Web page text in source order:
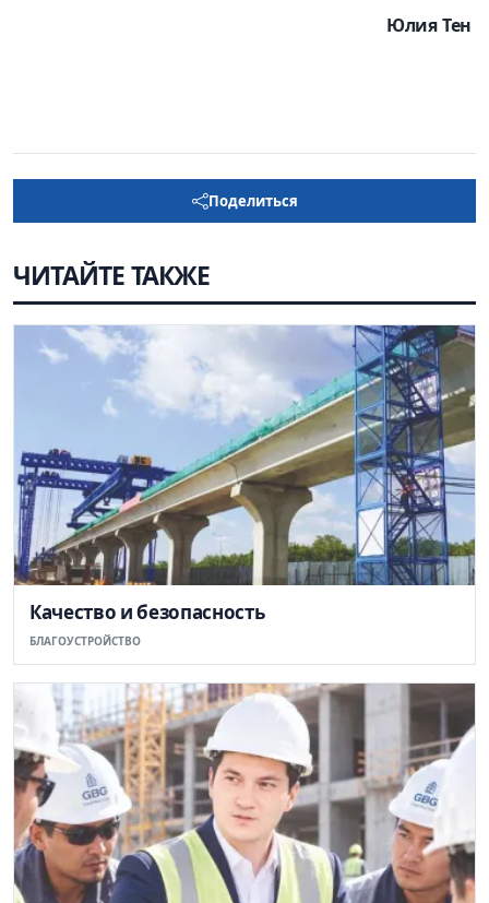
Юлия Тен
Поделиться
ЧИТАЙТЕ ТАКЖЕ
Качество и безопасность
БЛАГОУСТРОЙСТВО